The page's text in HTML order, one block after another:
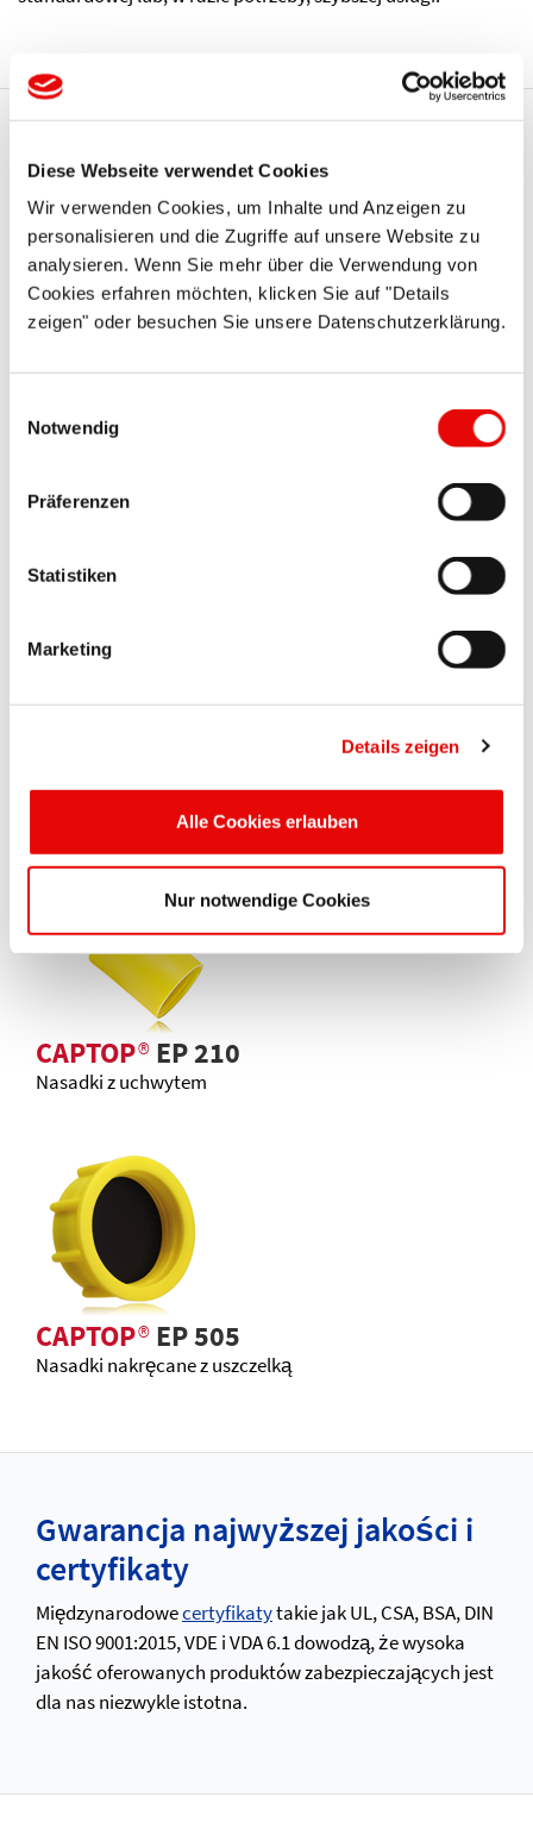
Diese Webseite verwendet Cookies
Wir verwenden Cookies, um Inhalte und Anzeigen zu
personalisieren und die Zugriffe auf unsere Website zu
analysieren. Wenn Sie mehr über die Verwendung von
Cookies erfahren möchten, klicken Sie auf "Details
zeigen" oder besuchen Sie unsere Datenschutzerklärung.
Notwendig
Präferenzen
Statistiken
Marketing
Details zeigen
Alle Cookies erlauben
Nur notwendige Cookies
Te serie Protec mogą Cię
również zainteresować
CAPTOP
Zatyczki z uchwytem
Zatyczki silikonowe
CAPTOP®EP 210
Nasadki z uchwytem
CAPTOP®EP 505
Nasadki nakręcane z uszczelką
Gwarancja najwyższej jakości i
certyfikaty
Międzynarodowecertyfikatytakie jak UL, CSA, BSA, DIN
EN ISO 9001:2015, VDE i VDA 6.1 dowodzą, że wysoka
jakość oferowanych produktów zabezpieczających jest
dla nas niezwykle istotna.